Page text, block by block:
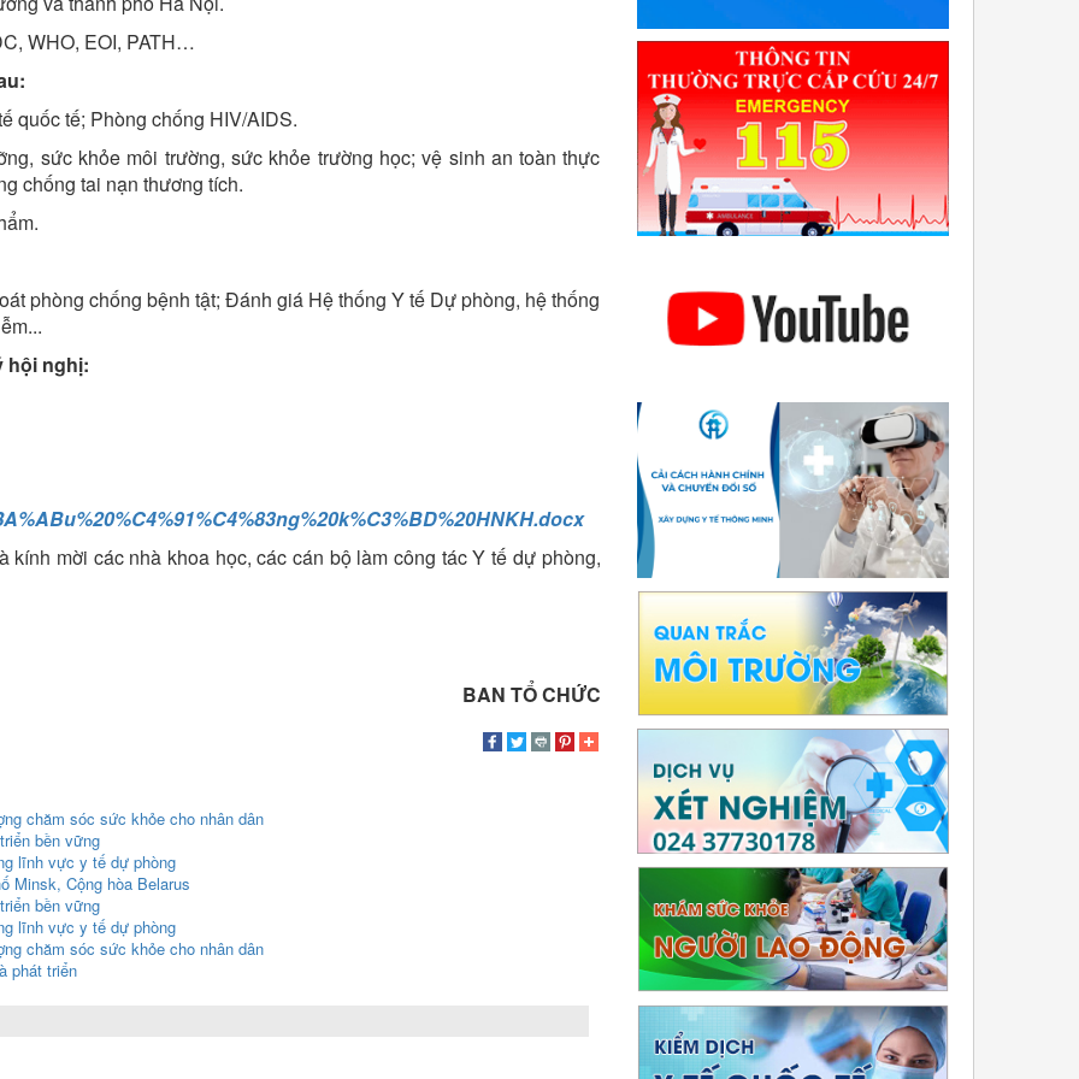
WHO, EOI, PATH…
quốc tế; Phòng chống HIV/AIDS.
sức khỏe môi trường, sức khỏe trường học; vệ sinh an toàn thực
chống tai nạn thương tích.
phòng chống bệnh tật; Đánh giá Hệ thống Y tế Dự phòng, hệ thống
hội nghị:
mời các nhà khoa học, các cán bộ làm công tác Y tế dự phòng,
BAN TỔ CHỨC
chăm sóc sức khỏe cho nhân dân
bền vững
lĩnh vực y tế dự phòng
Minsk, Cộng hòa Belarus
bền vững
lĩnh vực y tế dự phòng
chăm sóc sức khỏe cho nhân dân
phát triển